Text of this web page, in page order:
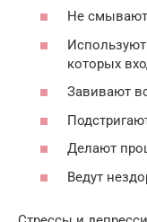
Не смывают
Используют
которых
Завивают
Делают
Ведут